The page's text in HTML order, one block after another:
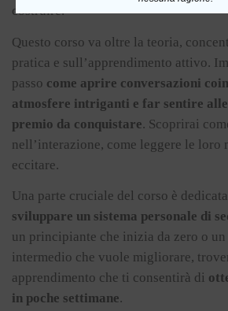
costruire.
Questo corso va oltre la teoria,
pratica e sull’apprendimento attivo.
passo come aprire conversazioni
atmosfere intriganti e far sentire alle
premio da conquistare. Scoprirai
nell’interazione, come leggere le loro
eccitare.
Una parte cruciale del corso è
sviluppare un sistema personale di
un principiante che inizia da zero o
intermedio che vuole migliorare,
apprendimento che ti consentirà di
in poche settimane.